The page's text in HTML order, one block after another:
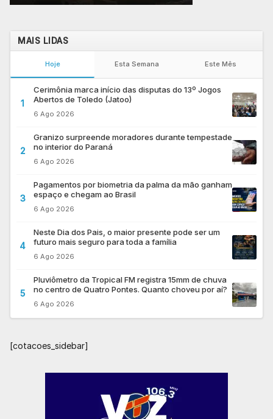
MAIS LIDAS
Hoje Esta Semana Este Mês
1
Cerimônia marca início das disputas do 13º Jogos
Abertos de Toledo (Jatoo)
6 Ago 2026
2
Granizo surpreende moradores durante tempestade
no interior do Paraná
6 Ago 2026
3
Pagamentos por biometria da palma da mão ganham
espaço e chegam ao Brasil
6 Ago 2026
4
Neste Dia dos Pais, o maior presente pode ser um
futuro mais seguro para toda a família
6 Ago 2026
5
Pluviômetro da Tropical FM registra 15mm de chuva
no centro de Quatro Pontes. Quanto choveu por aí?
6 Ago 2026
[cotacoes_sidebar]